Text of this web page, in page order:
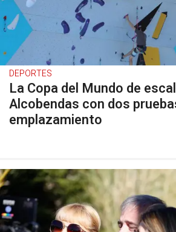
DEPORTES
La Copa del Mundo de
Alcobendas con dos
emplazamiento